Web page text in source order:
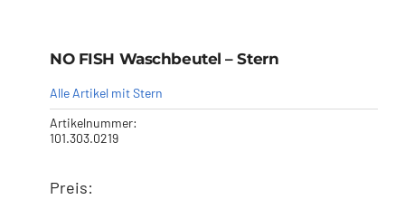
NO FISH Waschbeutel –
NO FISH Waschbeutel – Stern
Alle Artikel mit Stern
Artikelnummer:
101.303.0219
Preis: